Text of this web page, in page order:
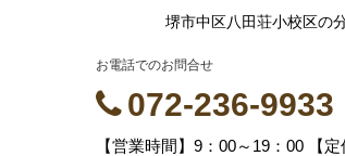
堺市中区八田荘小校区の
お電話でのお問合せ
072-236-9933
【営業時間】9：00～19：00 【